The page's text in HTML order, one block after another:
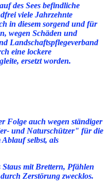
des Sees befindliche
viele Jahrzehnte
in diesem sorgend und für
wegen Schäden und
Landschaftspflegeverband
eine lockere
ersetzt worden.
Folge auch wegen ständiger
und Naturschützer" für die
selbst, als
mit Brettern, Pfählen
Zerstörung zwecklos.